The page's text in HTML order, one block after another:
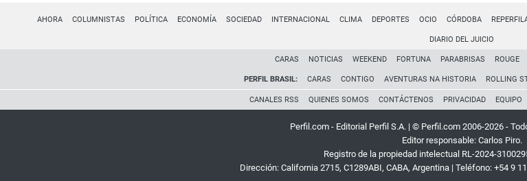
AHORA COLUMNISTAS POLÍTICA ECONOMÍA SOCIEDAD INTERNACIONAL CLIMA DEPORTES OCIO CÓRDOBA
DIARIO DEL JUICIO
CARAS NOTICIAS WEEKEND FORTUNA PARABRISAS ROUGE
PERFIL BRASIL: CARAS CONTIGO AVENTURAS NA HISTORIA ROLLING
CANALES RSS QUIENES SOMOS CONTÁCTENOS PRIVACIDAD EQUIPO
Perfil.com - Editorial Perfil S.A. | © Perfil.com 2006-2026 -
Editor responsable: Carlos Piro.
Registro de la propiedad intelectual RL-2024-
Dirección: California 2715, C1289ABI, CABA, Argentina| Teléfono: +54 9